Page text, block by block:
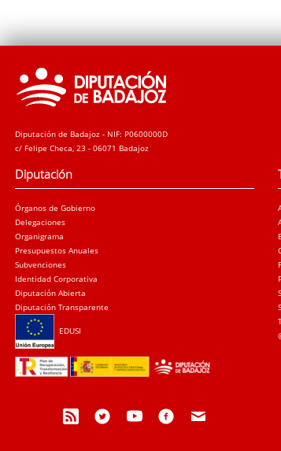
Diputación de Badajoz - NIF: P0600000D
c/ Felipe Checa, 23 - 06071 Badajoz
Diputación
Órganos de Gobierno
Delegaciones
Organigrama
Presupuestos Anuales
Subvenciones
Identidad Corporativa
Diputación Abierta
Diputación Transparente
EDUSI